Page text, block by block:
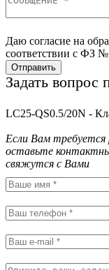
Даю согласие на
соответствии с ФЗ
Отправить
Задать вопрос
LC25-QS0.5/20N -
Если Вам требуется
оставьте
свяжутся с Вами